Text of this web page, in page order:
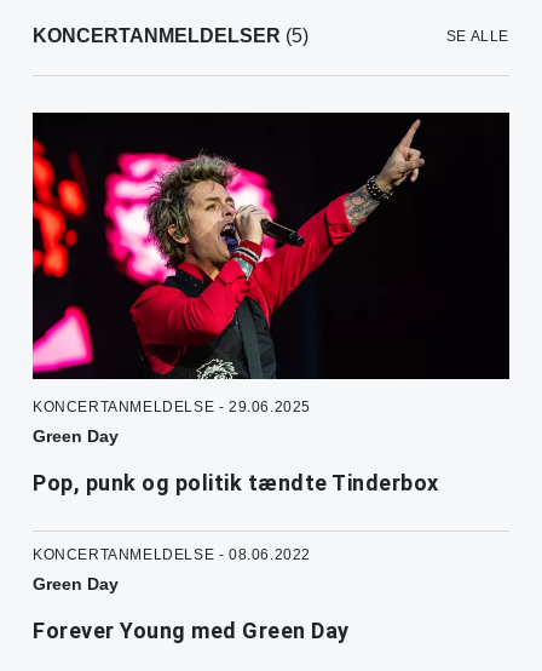
KONCERTANMELDELSER (5) SE ALLE
KONCERTANMELDELSE - 29.06.2025
Green Day
Pop, punk og politik tændte Tinderbox
KONCERTANMELDELSE - 08.06.2022
Green Day
Forever Young med Green Day